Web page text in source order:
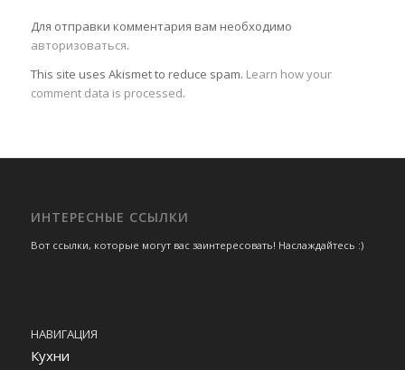
Для отправки комментария вам необходимо
авторизоваться.
This site uses Akismet to reduce spam. Learn how your
comment data is processed.
ИНТЕРЕСНЫЕ ССЫЛКИ
Вот ссылки, которые могут вас заинтересовать! Наслаждайтесь :)
НАВИГАЦИЯ
Кухни